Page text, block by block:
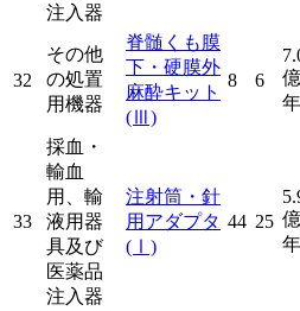
注入器
32
その他
の処置
用機器
脊髄くも膜
下・硬膜外
麻酔キット
(Ⅲ)
8 6
年
33
採血・
輸血
用、輸
液用器
具及び
医薬品
注入器
注射筒・針
用アダプタ
(Ⅰ)
44 25
年